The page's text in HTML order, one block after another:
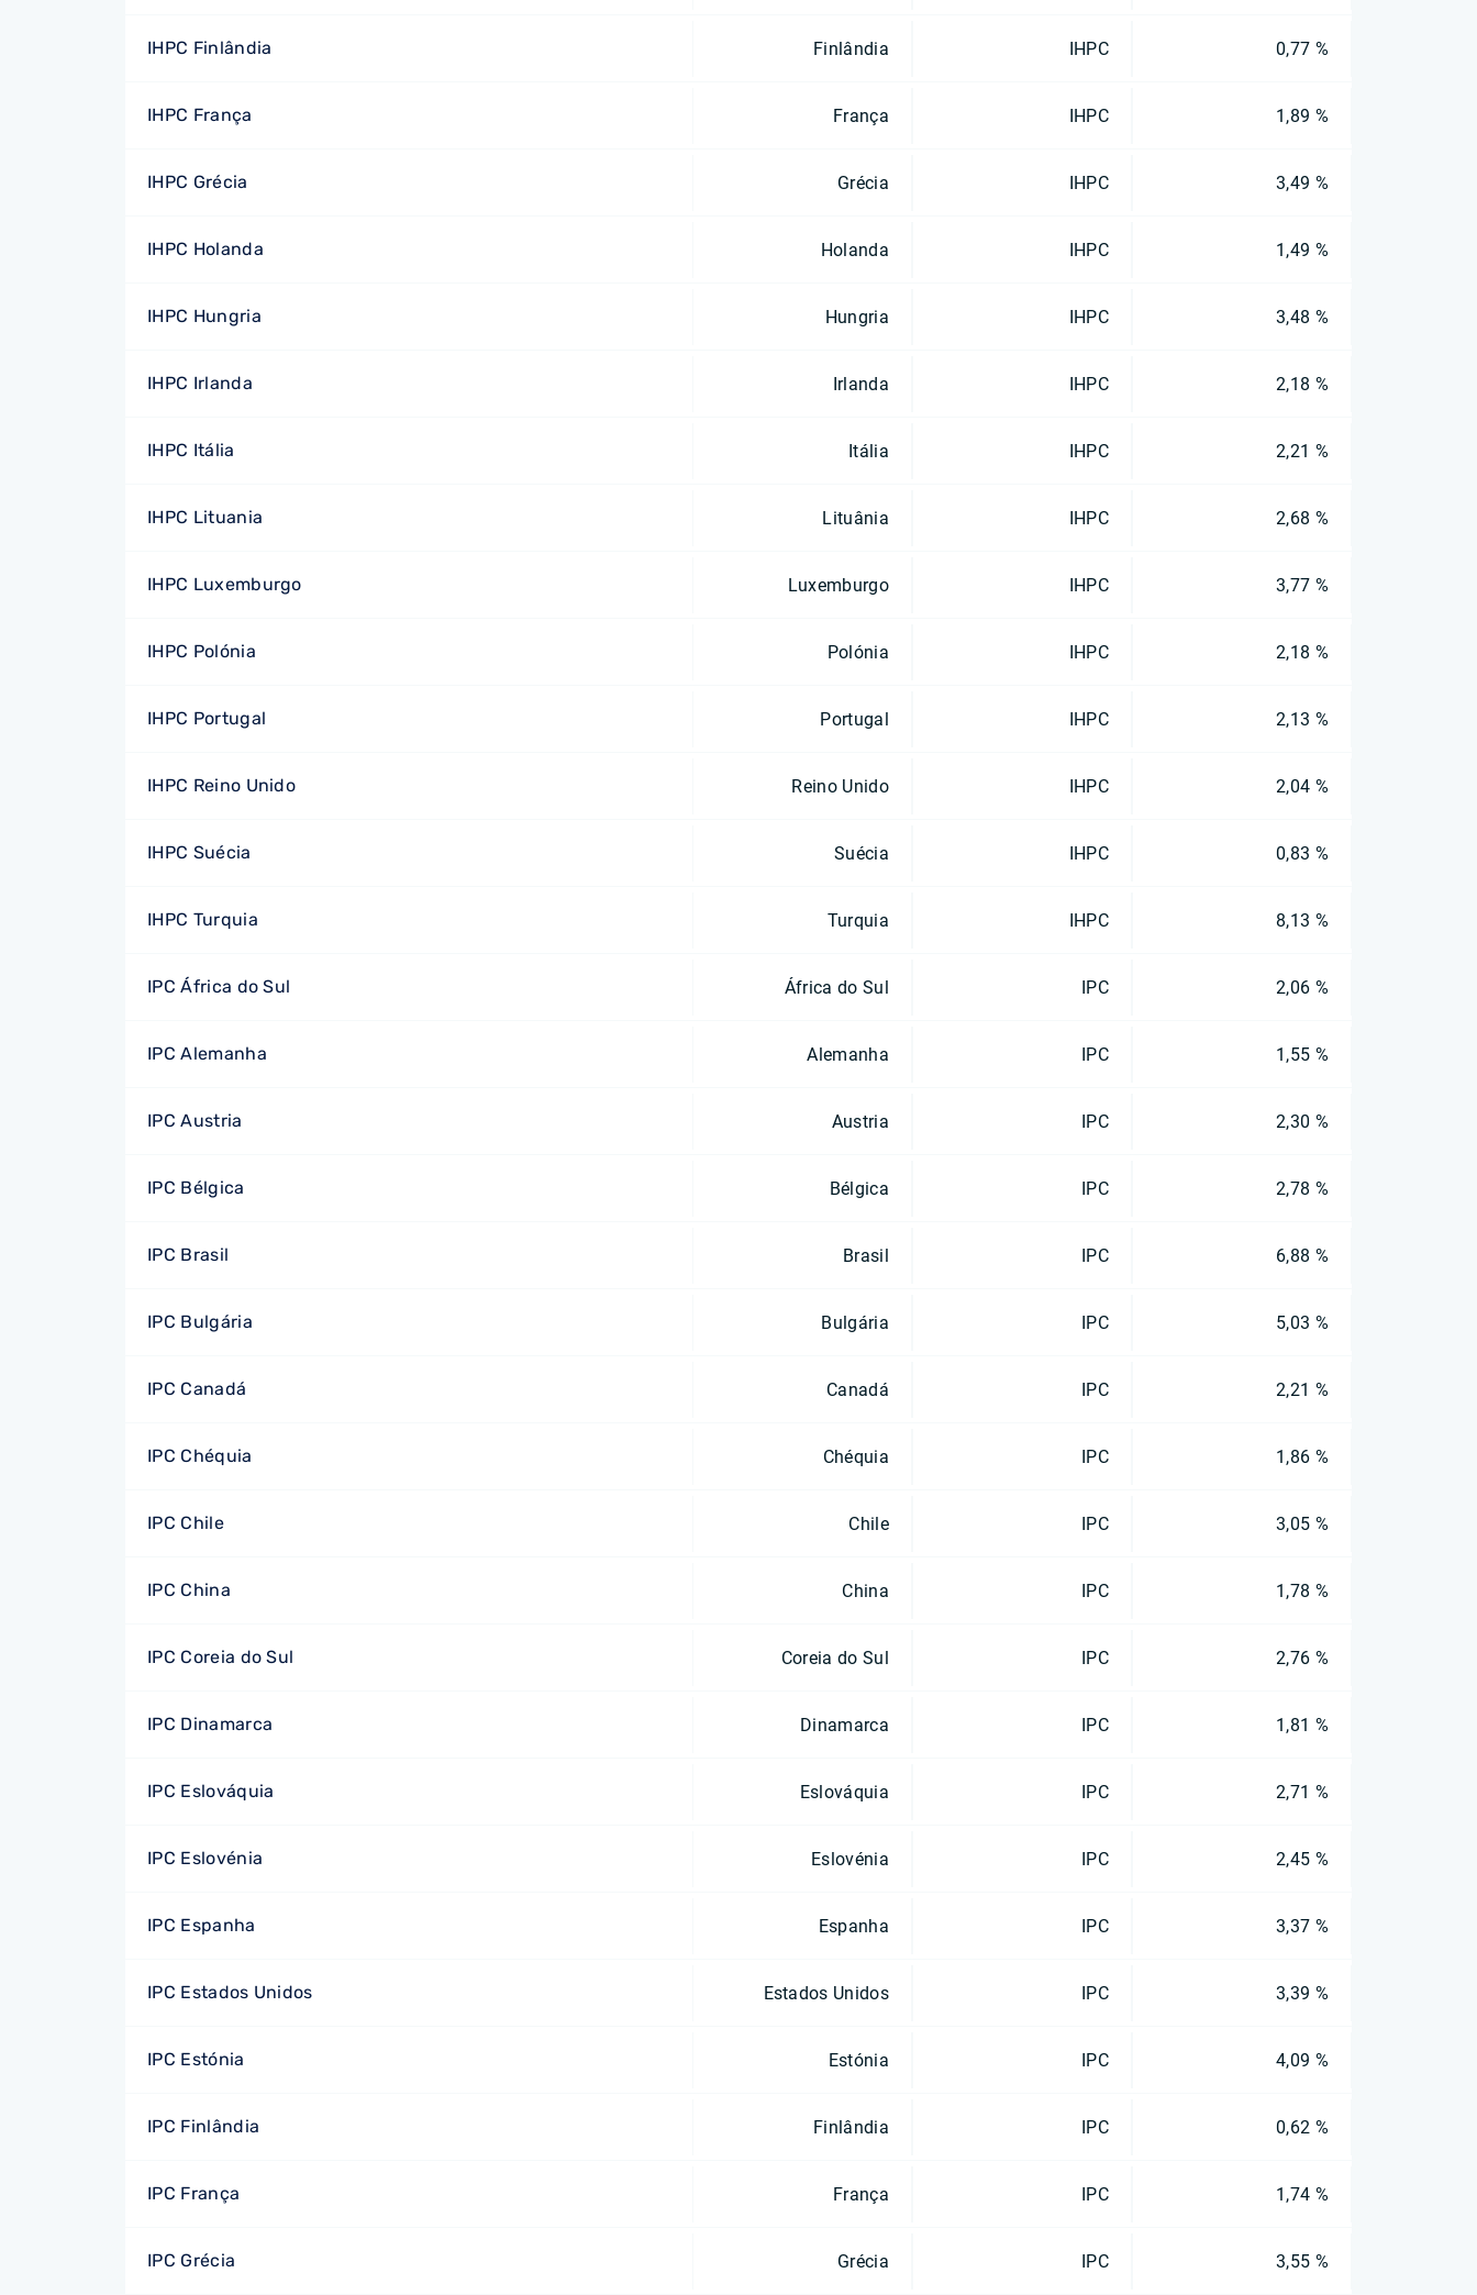
IHPC Finlândia Finlândia IHPC 0,77 %
IHPC França França IHPC 1,89 %
IHPC Grécia Grécia IHPC 3,49 %
IHPC Holanda Holanda IHPC 1,49 %
IHPC Hungria Hungria IHPC 3,48 %
IHPC Irlanda Irlanda IHPC 2,18 %
IHPC Itália Itália IHPC 2,21 %
IHPC Lituania Lituânia IHPC 2,68 %
IHPC Luxemburgo Luxemburgo IHPC 3,77 %
IHPC Polónia Polónia IHPC 2,18 %
IHPC Portugal Portugal IHPC 2,13 %
IHPC Reino Unido Reino Unido IHPC 2,04 %
IHPC Suécia Suécia IHPC 0,83 %
IHPC Turquia Turquia IHPC 8,13 %
IPC África do Sul África do Sul IPC 2,06 %
IPC Alemanha Alemanha IPC 1,55 %
IPC Austria Austria IPC 2,30 %
IPC Bélgica Bélgica IPC 2,78 %
IPC Brasil Brasil IPC 6,88 %
IPC Bulgária Bulgária IPC 5,03 %
IPC Canadá Canadá IPC 2,21 %
IPC Chéquia Chéquia IPC 1,86 %
IPC Chile Chile IPC 3,05 %
IPC China China IPC 1,78 %
IPC Coreia do Sul Coreia do Sul IPC 2,76 %
IPC Dinamarca Dinamarca IPC 1,81 %
IPC Eslováquia Eslováquia IPC 2,71 %
IPC Eslovénia Eslovénia IPC 2,45 %
IPC Espanha Espanha IPC 3,37 %
IPC Estados Unidos Estados Unidos IPC 3,39 %
IPC Estónia Estónia IPC 4,09 %
IPC Finlândia Finlândia IPC 0,62 %
IPC França França IPC 1,74 %
IPC Grécia Grécia IPC 3,55 %